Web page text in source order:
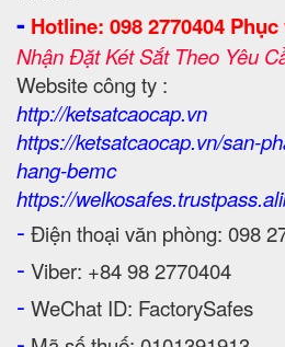
- Hotline: 098 2770404 Phục
Nhận Đặt Két Sắt Theo Yêu
Website công ty :
http://ketsatcaocap.vn
https://ketsatcaocap.vn/san-
hang-bemc
https://
- Điện thoại văn phòng: 098
- Viber: +84 98 2770404
- WeChat ID: FactorySafes